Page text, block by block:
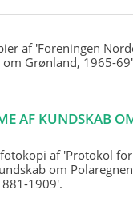
af 'Foreningen
Grønland, 1965-
AF KUNDSKAB
af 'Protokol for
om
1909'.